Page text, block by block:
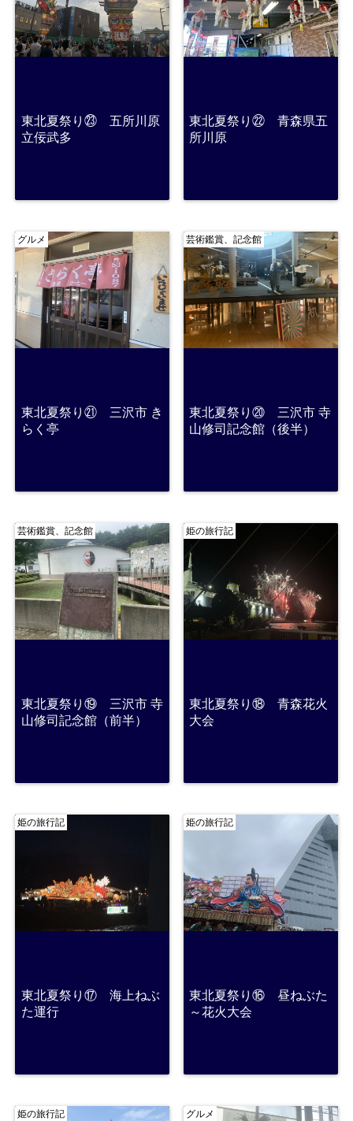
東北夏祭り㉓ 五所川原
立佞武多
東北夏祭り㉒ 青森県五
所川原
グルメ
東北夏祭り㉑ 三沢市 き
らく亭
芸術鑑賞、記念館
東北夏祭り⑳ 三沢市 寺
山修司記念館（後半）
芸術鑑賞、記念館
東北夏祭り⑲ 三沢市 寺
山修司記念館（前半）
姫の旅行記
東北夏祭り⑱ 青森花火
大会
姫の旅行記
東北夏祭り⑰ 海上ねぶ
た運行
姫の旅行記
東北夏祭り⑯ 昼ねぶた
～花火大会
姫の旅行記 グルメ